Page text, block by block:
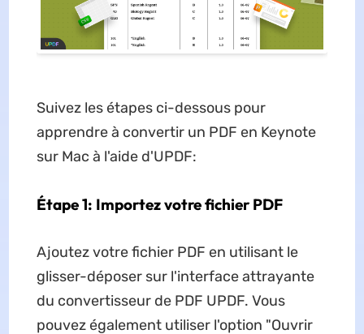
Suivez les étapes ci-dessous pour
apprendre à convertir un PDF en Keynote
sur Mac à l'aide d'UPDF:
Étape 1: Importez votre fichier PDF
Ajoutez votre fichier PDF en utilisant le
glisser-déposer sur l'interface attrayante
du convertisseur de PDF UPDF. Vous
pouvez également utiliser l'option "Ouvrir